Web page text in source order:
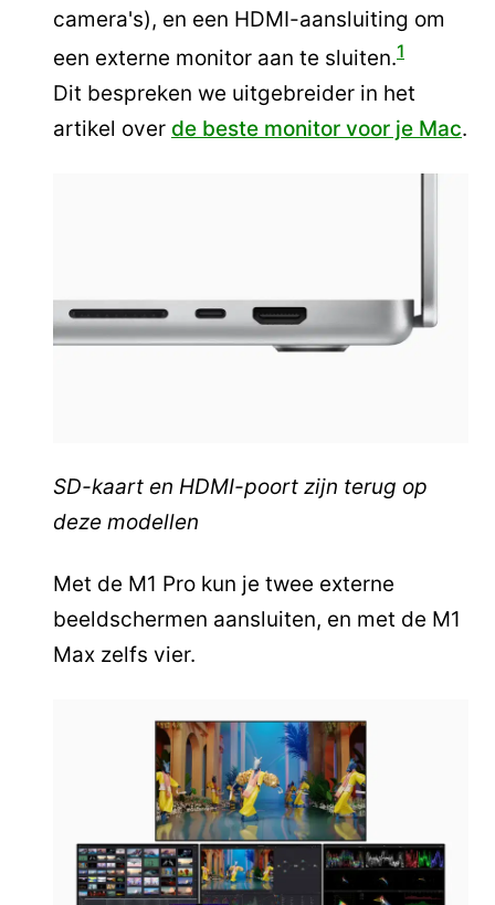
camera's), en een HDMI-aansluiting om
een externe monitor aan te sluiten.1
Dit bespreken we uitgebreider in het
artikel over de beste monitor voor je Mac.
SD-kaart en HDMI-poort zijn terug op
deze modellen
Met de M1 Pro kun je twee externe
beeldschermen aansluiten, en met de M1
Max zelfs vier.